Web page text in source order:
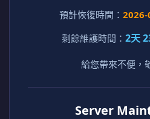
預計恢復時間： 2026-
剩餘維護時間： 2天
給您帶來不便，
Server